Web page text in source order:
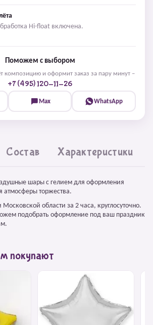
Hi-float включена.
Поможем с выбором
композицию и оформит заказ за пару минут –
+7 (495) 120-11-26
Max WhatsApp
Состав Характеристики
шары с гелием для оформления
атмосферы торжества.
области за 2 часа, круглосуточно.
подобрать оформление под ваш праздник
покупают